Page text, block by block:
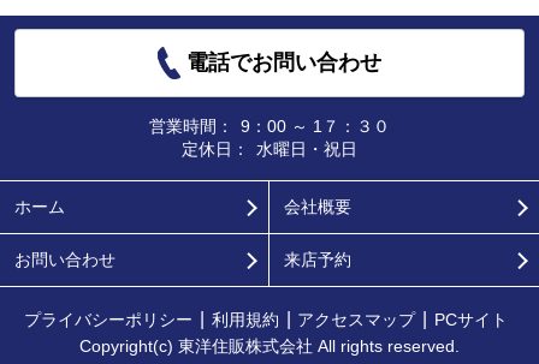
電話でお問い合わせ
営業時間：
9：00 ～ 1７：３０
定休日：
水曜日・祝日
ホーム 会社概要
お問い合わせ 来店予約
プライバシーポリシー 利用規約 アクセスマップ
PCサイト
Copyright(c) 東洋住販株式会社 All rights reserved.